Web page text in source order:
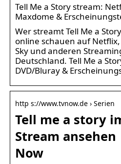
Tell Me a Story stream:
Maxdome &
Wer streamt Tell Me a
online schauen auf
Sky und anderen
Deutschland. Tell Me a
DVD/Bluray &
http s://www.tvnow.de › Serien
Tell me a story
Stream ansehen
Now